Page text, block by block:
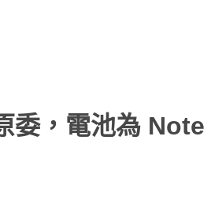
，電池為 Note